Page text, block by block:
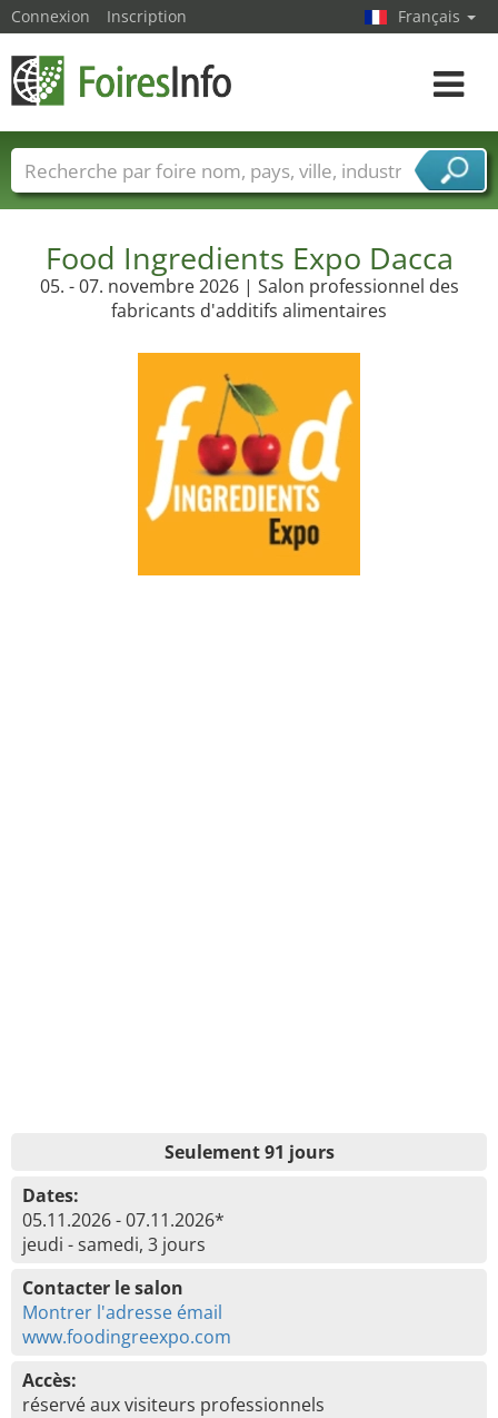
Food Ingredients Expo Dacca
05. - 07. novembre 2026 | Salon professionnel des
fabricants d'additifs alimentaires
Seulement 91 jours
Dates:
05.11.2026 - 07.11.2026*
jeudi - samedi, 3 jours
Contacter le salon
Montrer l'adresse émail
www.foodingreexpo.com
Accès:
réservé aux visiteurs professionnels
Connexion Inscription Français
Toggle
Foire noms Pays Villes
Secteurs de foire